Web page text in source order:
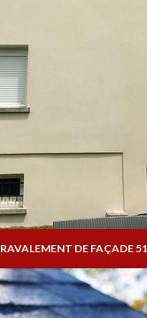
RAVALEMENT DE FAÇADE 51